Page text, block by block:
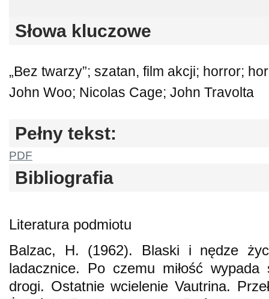
Słowa kluczowe
„Bez twarzy”; szatan, film akcji; horror;
John Woo; Nicolas Cage; John Travolta
Pełny tekst:
PDF
Bibliografia
Literatura podmiotu
Balzac, H. (1962). Blaski i nędze
ladacznice. Po czemu miłość wypada
drogi. Ostatnie wcielenie Vautrina.